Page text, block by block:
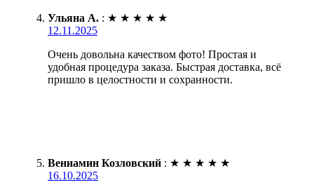
Ульяна А. : ★ ★ ★ ★ ★
12.11.2025
Очень довольна качеством фото! Простая и
удобная процедура заказа. Быстрая доставка, всё
пришло в целостности и сохранности.
Вениамин Козловский : ★ ★ ★ ★ ★
16.10.2025